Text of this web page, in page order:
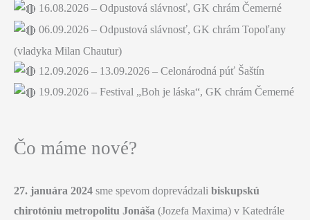
16.08.2026 – Odpustová slávnosť, GK chrám Čemerné
06.09.2026 – Odpustová slávnosť, GK chrám Topoľany
(vladyka Milan Chautur)
12.09.2026 – 13.09.2026 – Celonárodná púť Šaštín
19.09.2026 – Festival „Boh je láska“, GK chrám Čemerné
Čo máme nové?
27. januára 2024 sme spevom doprevádzali biskupskú
chirotóniu metropolitu Jonáša (Jozefa Maxima) v Katedrále